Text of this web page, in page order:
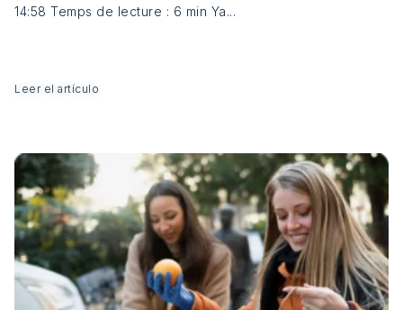
14:58 Temps de lecture : 6 min Ya...
Leer el artículo